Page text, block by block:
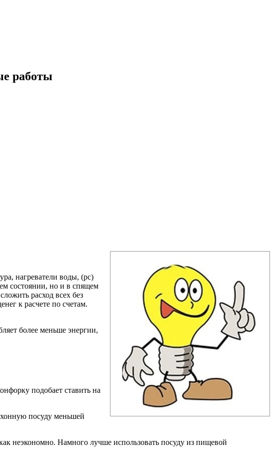
работы
нагреватели воды, (pc)
состоянии, но и в спящем
расход всех без
к расчете по счетам.
более меньше энергии,
подобает ставить на
посуду меньшей
неэкономно. Намного лучше использовать посуду из пищевой